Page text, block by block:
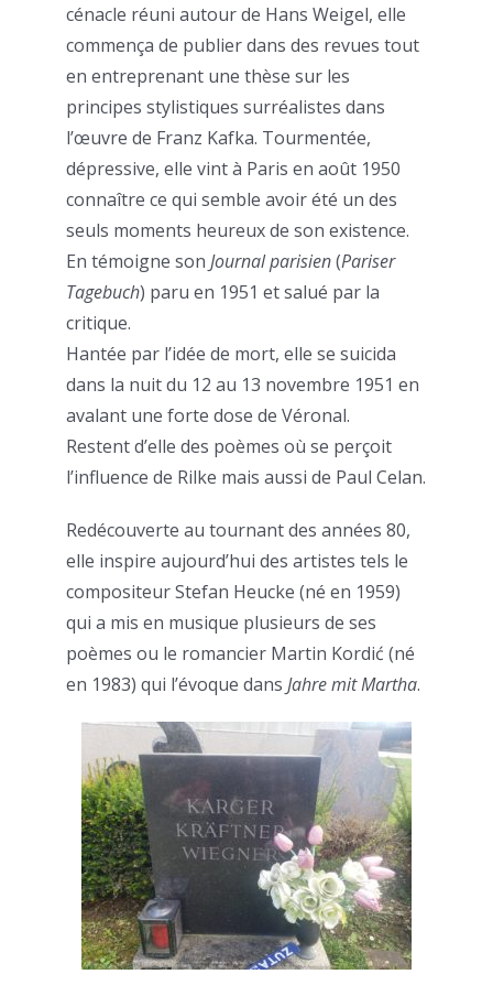
cénacle réuni autour de Hans Weigel, elle
commença de publier dans des revues tout
en entreprenant une thèse sur les
principes stylistiques surréalistes dans
l’œuvre de Franz Kafka. Tourmentée,
dépressive, elle vint à Paris en août 1950
connaître ce qui semble avoir été un des
seuls moments heureux de son existence.
En témoigne son Journal parisien(Pariser
Tagebuch) paru en 1951 et salué par la
critique.
Hantée par l’idée de mort, elle se suicida
dans la nuit du 12 au 13 novembre 1951 en
avalant une forte dose de Véronal.
Restent d’elle des poèmes où se perçoit
l’influence de Rilke mais aussi de Paul Celan.
Redécouverte au tournant des années 80,
elle inspire aujourd’hui des artistes tels le
compositeur Stefan Heucke (né en 1959)
qui a mis en musique plusieurs de ses
poèmes ou le romancier Martin Kordić (né
en 1983) qui l’évoque dans Jahre mit Martha.